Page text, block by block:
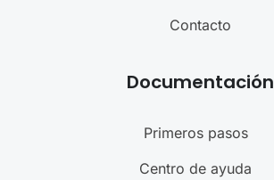
Contacto
Documentación
Primeros pasos
Centro de ayuda